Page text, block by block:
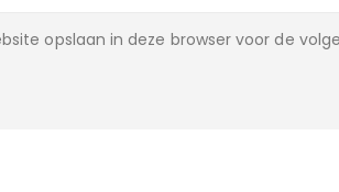
opslaan in deze browser voor de